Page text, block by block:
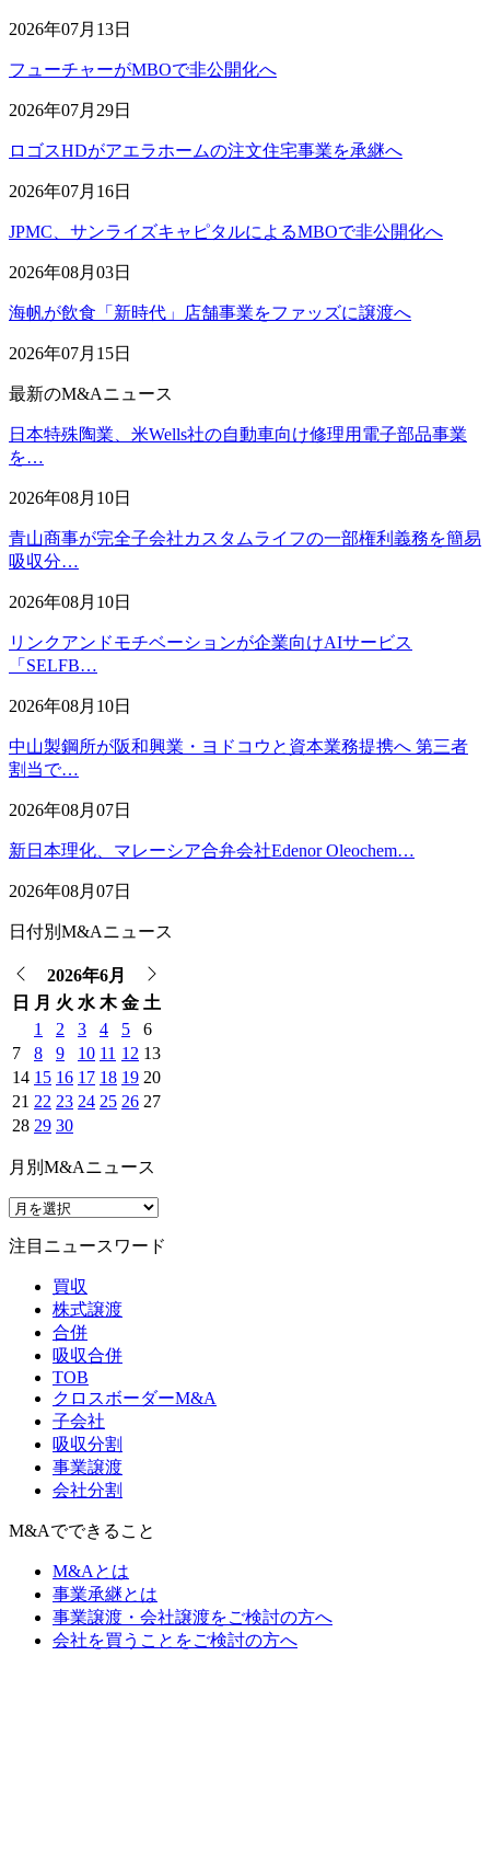
2026年07月13日
フューチャーがMBOで非公開化へ
2026年07月29日
ロゴスHDがアエラホームの注文住宅事業を承継へ
2026年07月16日
JPMC、サンライズキャピタルによるMBOで非公開化へ
2026年08月03日
海帆が飲食「新時代」店舗事業をファッズに譲渡へ
2026年07月15日
最新のM&Aニュース
日本特殊陶業、米Wells社の自動車向け修理用電子部品事業
を…
2026年08月10日
青山商事が完全子会社カスタムライフの一部権利義務を簡易
吸収分…
2026年08月10日
リンクアンドモチベーションが企業向けAIサービス
「SELFB…
2026年08月10日
中山製鋼所が阪和興業・ヨドコウと資本業務提携へ 第三者
割当で…
2026年08月07日
新日本理化、マレーシア合弁会社Edenor Oleochem…
2026年08月07日
日付別M&Aニュース
2026年6月
日
月 火 水 木 金 土
1
2 3 4 5
6
7
8 9 10 11 12 13
14 15 16 17 18 19 20
21 22 23 24 25 26 27
28 29 30
月別M&Aニュース
注目ニュースワード
買収
株式譲渡
合併
吸収合併
TOB
クロスボーダーM&A
子会社
吸収分割
事業譲渡
会社分割
M&Aでできること
M&Aとは
事業承継とは
事業譲渡・会社譲渡をご検討の方へ
会社を買うことをご検討の方へ